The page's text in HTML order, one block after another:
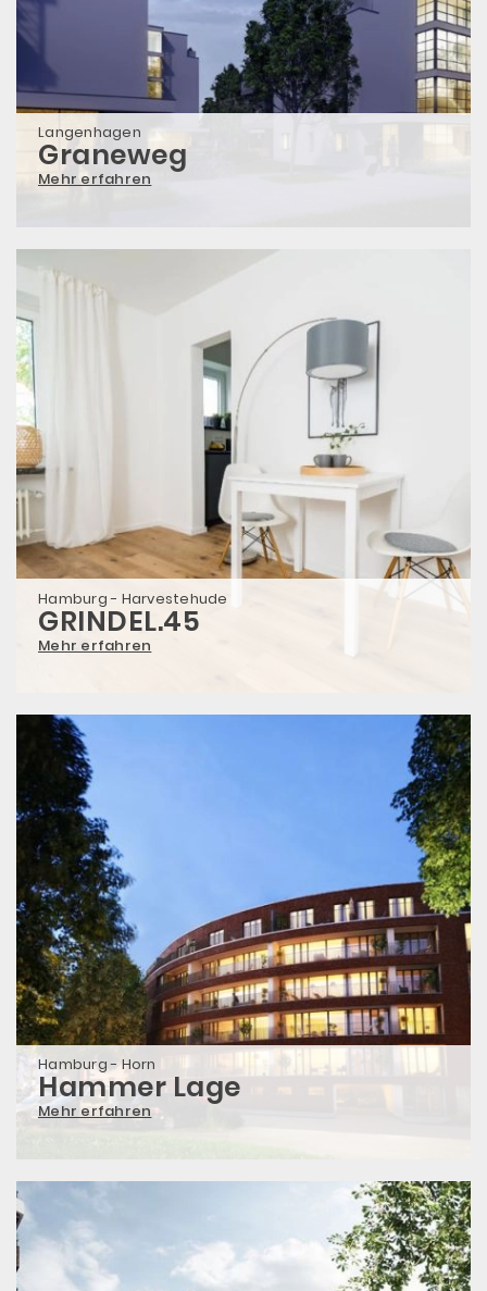
Langenhagen
Graneweg
Mehr erfahren
Hamburg - Harvestehude
GRINDEL.45
Mehr erfahren
Hamburg - Horn
Hammer Lage
Mehr erfahren